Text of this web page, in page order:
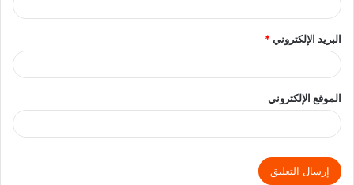
البريد الإلكتروني*
الموقع الإلكتروني